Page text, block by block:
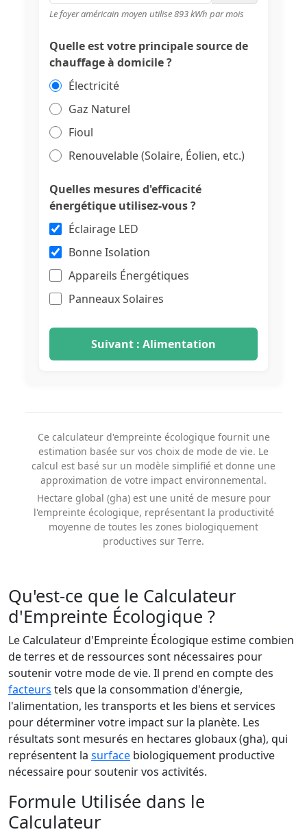
Le foyer américain moyen utilise 893 kWh par mois
Quelle est votre principale source de
chauffage à domicile ?
Électricité
Gaz Naturel
Fioul
Renouvelable (Solaire, Éolien, etc.)
Quelles mesures d'efficacité
énergétique utilisez-vous ?
Éclairage LED
Bonne Isolation
Appareils Énergétiques
Panneaux Solaires
Suivant : Alimentation
Ce calculateur d'empreinte écologique fournit une
estimation basée sur vos choix de mode de vie. Le
calcul est basé sur un modèle simplifié et donne une
approximation de votre impact environnemental.
Hectare global (gha) est une unité de mesure pour
l'empreinte écologique, représentant la productivité
moyenne de toutes les zones biologiquement
productives sur Terre.
Qu'est-ce que le Calculateur
d'Empreinte Écologique ?
Le Calculateur d'Empreinte Écologique estime combien
de terres et de ressources sont nécessaires pour
soutenir votre mode de vie. Il prend en compte des
facteurs tels que la consommation d'énergie,
l'alimentation, les transports et les biens et services
pour déterminer votre impact sur la planète. Les
résultats sont mesurés en hectares globaux (gha), qui
représentent la surface biologiquement productive
nécessaire pour soutenir vos activités.
Formule Utilisée dans le
Calculateur